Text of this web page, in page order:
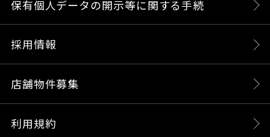
保有個人データの開示等に関する手続
採用情報
店舗物件募集
利用規約